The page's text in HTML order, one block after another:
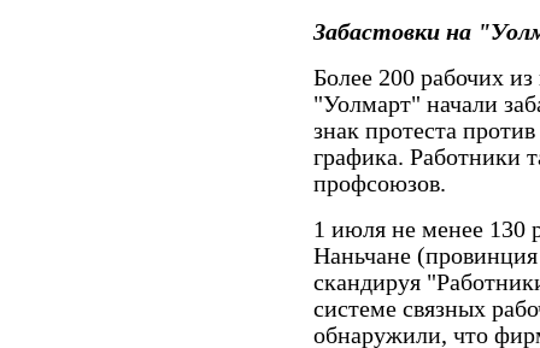
Забастовки на
Более 200 рабочих
"Уолмарт" начали
знак протеста
графика. Работники
профсоюзов.
1 июля не менее 130
Наньчане
скандируя
системе связных
обнаружили, что